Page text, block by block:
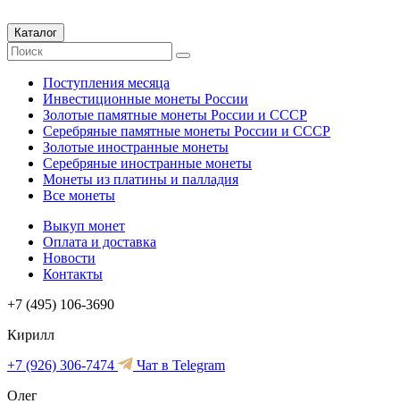
Каталог
Поступления месяца
Инвестиционные монеты России
Золотые памятные монеты России и СССР
Серебряные памятные монеты России и СССР
Золотые иностранные монеты
Серебряные иностранные монеты
Монеты из платины и палладия
Все монеты
Выкуп монет
Оплата и доставка
Новости
Контакты
+7 (495) 106-3690
Кирилл
+7 (926) 306-7474
Чат в Telegram
Олег